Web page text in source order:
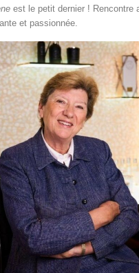
est le petit dernier ! Rencontre
et passionnée.